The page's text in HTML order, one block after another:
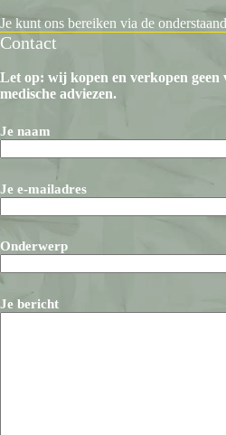
Je kunt ons bereiken via de
Contact
Let op: wij kopen en verkopen geen
medische adviezen.
Je naam
Je e-mailadres
Onderwerp
Je bericht